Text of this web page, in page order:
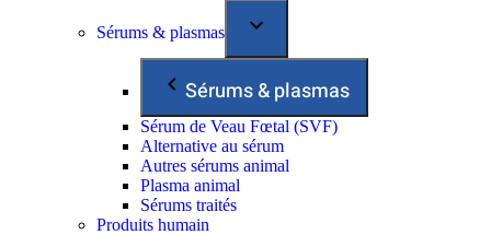
Sérums & plasmas
Sérums & plasmas
Sérum de Veau Fœtal (SVF)
Alternative au sérum
Autres sérums animal
Plasma animal
Sérums traités
Produits humain